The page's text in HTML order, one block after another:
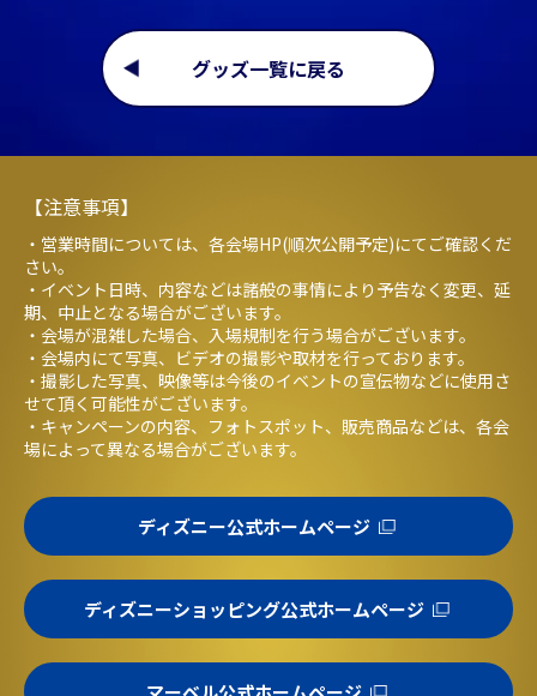
グッズ一覧に戻る
【注意事項】
・営業時間については、各会場HP(順次公開予定)にてご確認くだ
さい。
・イベント日時、内容などは諸般の事情により予告なく変更、延
期、中止となる場合がございます。
・会場が混雑した場合、入場規制を行う場合がございます。
・会場内にて写真、ビデオの撮影や取材を行っております。
・撮影した写真、映像等は今後のイベントの宣伝物などに使用さ
せて頂く可能性がございます。
・キャンペーンの内容、フォトスポット、販売商品などは、各会
場によって異なる場合がございます。
ディズニー公式ホームページ
ディズニーショッピング公式ホームページ